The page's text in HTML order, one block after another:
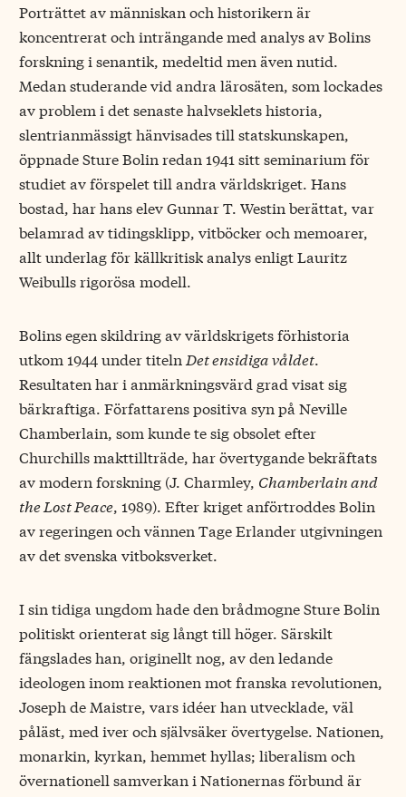
Porträttet av människan och historikern är
koncentrerat och inträngande med analys av Bolins
forskning i senantik, medeltid men även nutid.
Medan studerande vid andra lärosäten, som lockades
av problem i det senaste halvseklets historia,
slentrianmässigt hänvisades till statskunskapen,
öppnade Sture Bolin redan 1941 sitt seminarium för
studiet av förspelet till andra världskriget. Hans
bostad, har hans elev Gunnar T. Westin berättat, var
belamrad av tidingsklipp, vitböcker och memoarer,
allt underlag för källkritisk analys enligt Lauritz
Weibulls rigorösa modell.
Bolins egen skildring av världskrigets förhistoria
utkom 1944 under titeln Det ensidiga våldet.
Resultaten har i anmärkningsvärd grad visat sig
bärkraftiga. Författarens positiva syn på Neville
Chamberlain, som kunde te sig obsolet efter
Churchills makttillträde, har övertygande bekräftats
av modern forskning (J. Charmley, Chamberlain and
the Lost Peace, 1989). Efter kriget anförtroddes Bolin
av regeringen och vännen Tage Erlander utgivningen
av det svenska vitboksverket.
I sin tidiga ungdom hade den brådmogne Sture Bolin
politiskt orienterat sig långt till höger. Särskilt
fängslades han, originellt nog, av den ledande
ideologen inom reaktionen mot franska revolutionen,
Joseph de Maistre, vars idéer han utvecklade, väl
påläst, med iver och självsäker övertygelse. Nationen,
monarkin, kyrkan, hemmet hyllas; liberalism och
övernationell samverkan i Nationernas förbund är